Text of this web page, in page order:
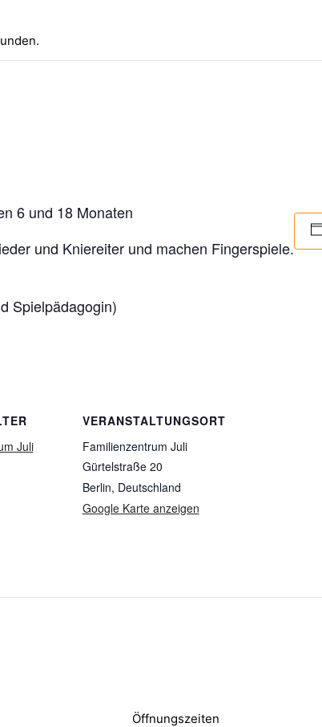
6 und 18 Monaten
und Kniereiter und machen Fingerspiele.
Spielpädagogin)
Juli
VERANSTALTUNGSORT
Familienzentrum Juli
Gürtelstraße 20
Berlin, Deutschland
Google Karte anzeigen
Öffnungszeiten